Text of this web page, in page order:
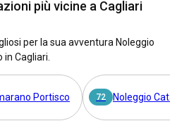
fenicotteri rosa. Consigli di viaggio
della vita marina e l'assicurarsi
al primo posto. Noleggia un
dove ogni miglio nautico percorso ti
tempo del Mediterraneo.
più vicine a Cagliari
per la sua avventura Noleggio
Cagliari.
Portisco 72 Noleggio